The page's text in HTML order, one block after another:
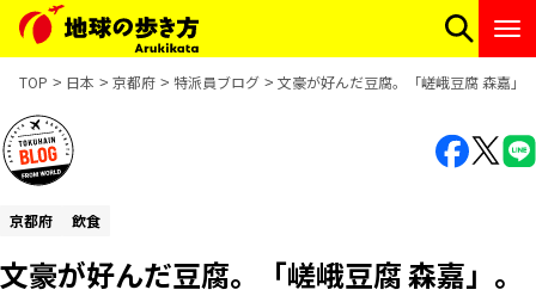
TOP 日本 京都府 特派員ブログ 文豪が好んだ豆腐。「嵯峨豆腐 森嘉」
京都府 飲食
文豪が好んだ豆腐。「嵯峨豆腐 森嘉」。